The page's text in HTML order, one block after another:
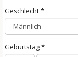
Geschlecht *
Geburtstag *